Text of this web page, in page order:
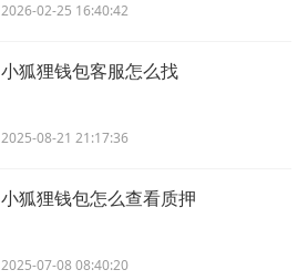
2026-02-25 16:40:42
小狐狸钱包客服怎么找
2025-08-21 21:17:36
小狐狸钱包怎么查看质押
2025-07-08 08:40:20